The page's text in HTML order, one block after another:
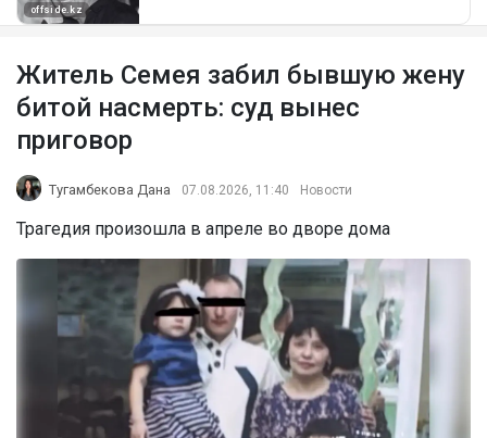
Житель Семея забил бывшую жену
битой насмерть: суд вынес
приговор
Тугамбекова Дана 07.08.2026, 11:40 Новости
Трагедия произошла в апреле во дворе дома